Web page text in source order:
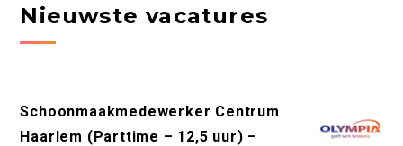
Nieuwste vacatures
Schoonmaakmedewerker Centrum
Haarlem (Parttime – 12,5 uur) –